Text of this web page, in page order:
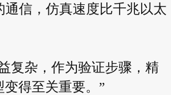
通信，仿真速度比千兆以太
复杂，作为验证步骤，精
得至关重要。”